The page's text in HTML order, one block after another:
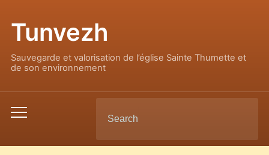
Tunvezh
Sauvegarde et valorisation de l’église Sainte Thumette et
de son environnement
Toggle
menu
for: